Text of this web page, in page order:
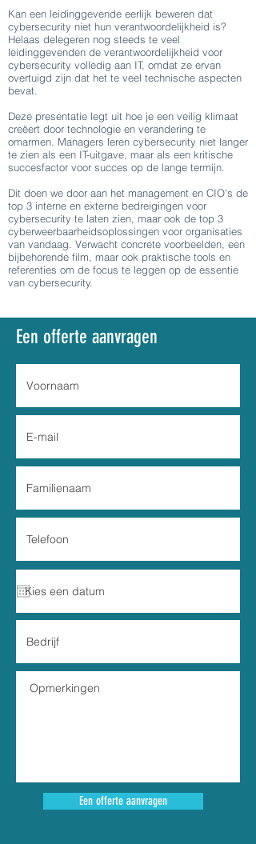
Kan een leidinggevende eerlijk beweren dat
cybersecurity niet hun verantwoordelijkheid is?
Helaas delegeren nog steeds te veel
leidinggevenden de verantwoordelijkheid voor
cybersecurity volledig aan IT, omdat ze ervan
overtuigd zijn dat het te veel technische aspecten
bevat.
Deze presentatie legt uit hoe je een veilig klimaat
creëert door technologie en verandering te
omarmen. Managers leren cybersecurity niet langer
te zien als een IT-uitgave, maar als een kritische
succesfactor voor succes op de lange termijn.
Dit doen we door aan het management en CIO's de
top 3 interne en externe bedreigingen voor
cybersecurity te laten zien, maar ook de top 3
cyberweerbaarheidsoplossingen voor organisaties
van vandaag. Verwacht concrete voorbeelden, een
bijbehorende film, maar ook praktische tools en
referenties om de focus te leggen op de essentie
van cybersecurity.
Een offerte aanvragen
Een offerte aanvragen